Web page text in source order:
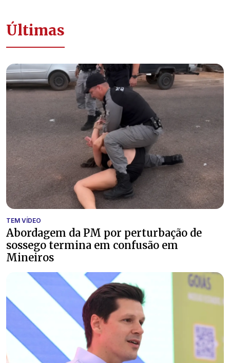
Últimas
TEM VÍDEO
Abordagem da PM por perturbação de
sossego termina em confusão em
Mineiros